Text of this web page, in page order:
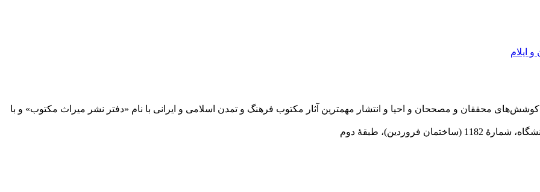
ایلام
در سال 1372 ش به قصد حمایت از كوشش‌های محققان و مصححان و احیا و انتشار مهمترین آثار مكتوب فرهنگ و تمدن اسلامی و ایرانی با نام «دفتر نشر میراث مكتوب» و با
طبقۀ دوم